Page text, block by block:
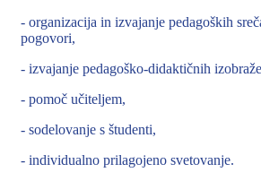
- organizacija in izvajanje pedagoških
pogovori,
- izvajanje pedagoško-didaktičnih
- pomoč učiteljem,
- sodelovanje s študenti,
- individualno prilagojeno svetovanje.